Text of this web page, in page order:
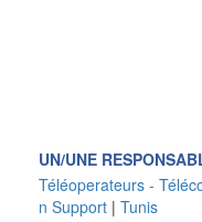
UN/UNE
Téléoperateurs -
n Support | Tunis